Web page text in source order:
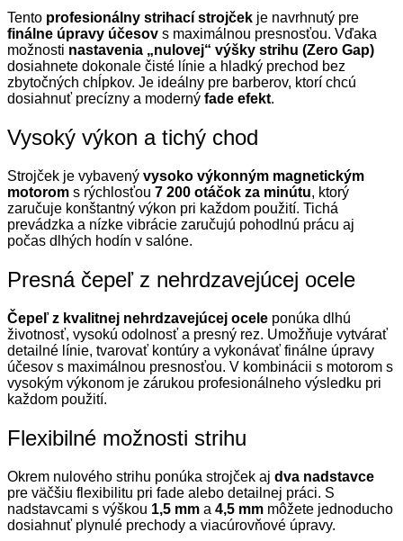
Tento profesionálny strihací strojček je navrhnutý pre
finálne úpravy účesov s maximálnou presnosťou. Vďaka
možnosti nastavenia „nulovej“ výšky strihu (Zero Gap)
dosiahnete dokonale čisté línie a hladký prechod bez
zbytočných chĺpkov. Je ideálny pre barberov, ktorí chcú
dosiahnuť precízny a moderný fade efekt.
Vysoký výkon a tichý chod
Strojček je vybavený vysoko výkonným magnetickým
motorom s rýchlosťou 7 200 otáčok za minútu, ktorý
zaručuje konštantný výkon pri každom použití. Tichá
prevádzka a nízke vibrácie zaručujú pohodlnú prácu aj
počas dlhých hodín v salóne.
Presná čepeľ z nehrdzavejúcej ocele
Čepeľ z kvalitnej nehrdzavejúcej ocele ponúka dlhú
životnosť, vysokú odolnosť a presný rez. Umožňuje vytvárať
detailné línie, tvarovať kontúry a vykonávať finálne úpravy
účesov s maximálnou presnosťou. V kombinácii s motorom s
vysokým výkonom je zárukou profesionálneho výsledku pri
každom použití.
Flexibilné možnosti strihu
Okrem nulového strihu ponúka strojček aj dva nadstavce
pre väčšiu flexibilitu pri fade alebo detailnej práci. S
nadstavcami s výškou 1,5 mm a 4,5 mm môžete jednoducho
dosiahnuť plynulé prechody a viacúrovňové úpravy.